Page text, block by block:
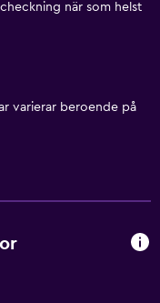
när som helst
varierar beroende på